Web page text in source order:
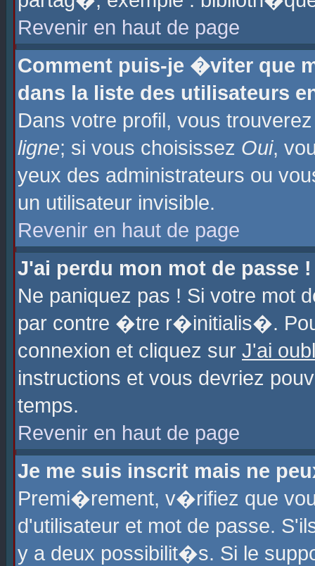
Revenir en haut de page
Comment puis-je �viter que
dans la liste des utilisateurs
Dans votre profil, vous
ligne; si vous choisissez Oui,
yeux des administrateurs ou
un utilisateur invisible.
Revenir en haut de page
J'ai perdu mon mot de passe !
Ne paniquez pas ! Si votre
par contre �tre r�initialis�.
connexion et cliquez sur J'ai
instructions et vous devriez
temps.
Revenir en haut de page
Je me suis inscrit mais ne
Premi�rement, v�rifiez que
d'utilisateur et mot de passe.
y a deux possibilit�s. Si le